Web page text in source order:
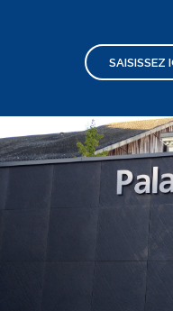
SAISISSEZ